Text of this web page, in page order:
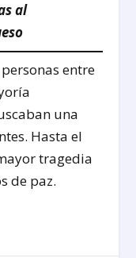
al
entre
una
Hasta el
tragedia
de paz.